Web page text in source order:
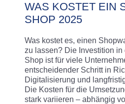
WAS KOSTET EIN
SHOP 2025
Was kostet es, einen
zu lassen? Die Investition
Shop ist für viele
entscheidender Schritt in
Digitalisierung und
Die Kosten für die
stark variieren – abhängig